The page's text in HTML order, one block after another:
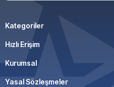
Kategoriler
Hızlı Erişim
Kurumsal
Yasal Sözleşmeler